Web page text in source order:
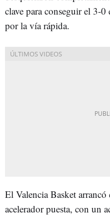
clave para conseguir el 3-0
por la vía rápida.
El Valencia Basket arrancó
acelerador puesta, con un